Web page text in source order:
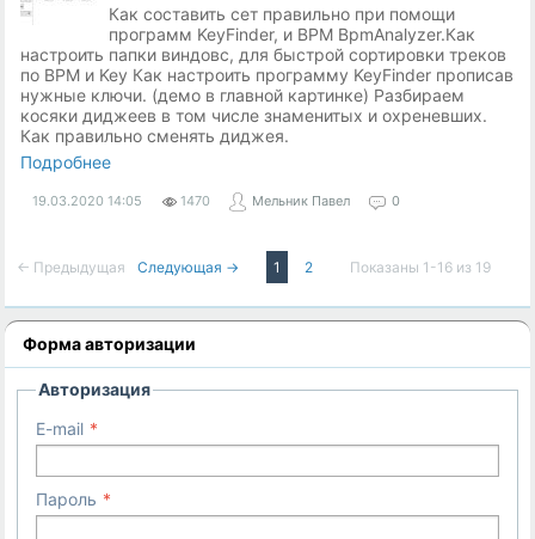
Как составить сет правильно при помощи
программ KeyFinder, и BPM BpmAnalyzer.Как
настроить папки виндовс, для быстрой сортировки треков
по BPM и Key Как настроить программу KeyFinder прописав
нужные ключи. (демо в главной картинке) Разбираем
косяки диджеев в том числе знаменитых и охреневших.
Как правильно сменять диджея.
Подробнее
19.03.2020 14:05 1470 Мельник Павел 0
← Предыдущая Следующая → 1 2 Показаны 1-16 из 19
Форма авторизации
Авторизация
E-mail
Пароль